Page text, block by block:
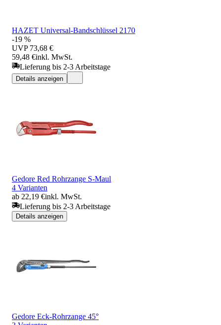
HAZET Universal-Bandschlüssel 2170
-19 %
UVP 73,68 €
59,48 €inkl. MwSt.
Lieferung bis 2-3 Arbeitstage
Details anzeigen
Gedore Red Rohrzange S-Maul
4 Varianten
ab 22,19 €inkl. MwSt.
Lieferung bis 2-3 Arbeitstage
Details anzeigen
Gedore Eck-Rohrzange 45°